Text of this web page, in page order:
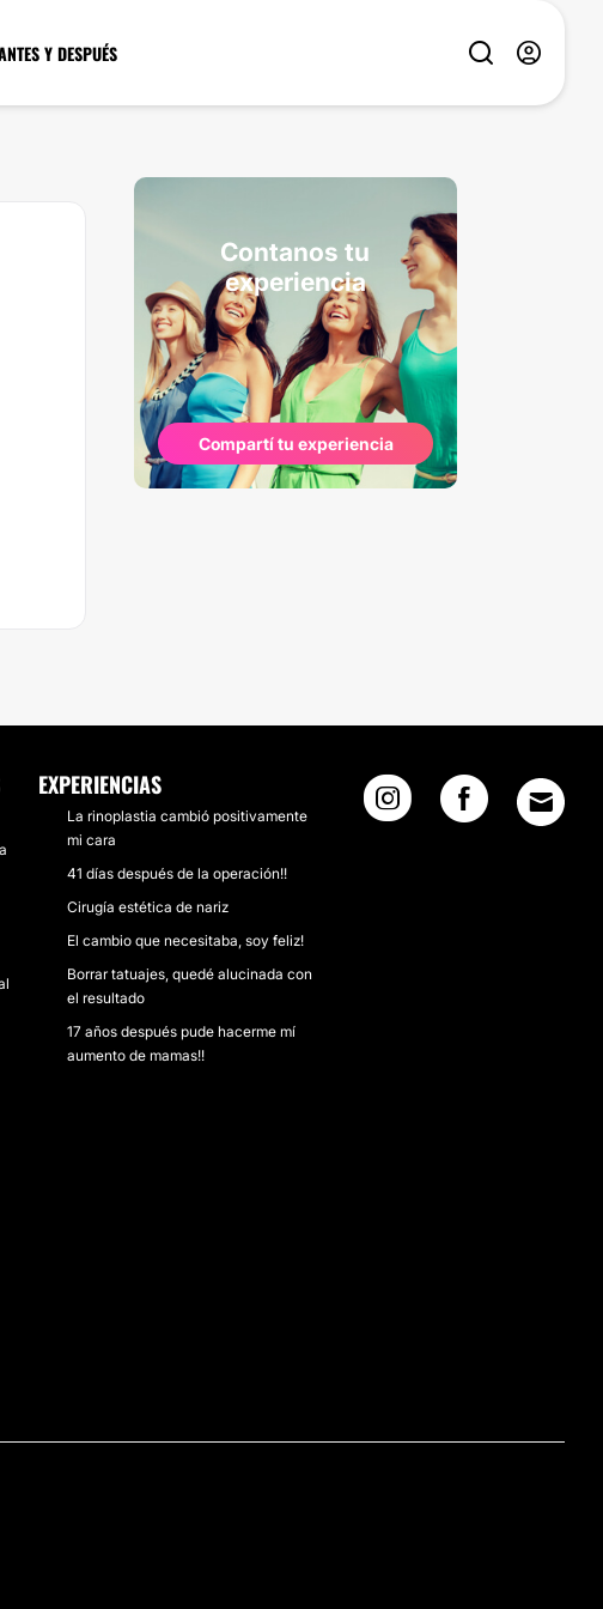
Y DESPUÉS
Contanos tu
experiencia
Compartí tu experiencia
EXPERIENCIAS
La rinoplastia cambió positivamente
mi cara
41 días después de la operación!!
Cirugía estética de nariz
El cambio que necesitaba, soy feliz!
Borrar tatuajes, quedé alucinada con
el resultado
17 años después pude hacerme mí
aumento de mamas!!